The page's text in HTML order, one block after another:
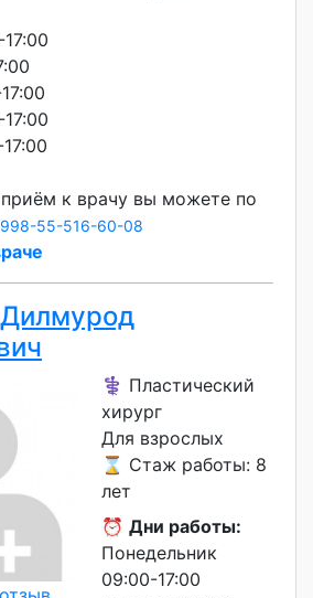
приём к врачу вы можете по
55-516-60-08
⚕️ Пластический
хирург
Для взрослых
⌛ Стаж работы: 8
лет
⏰ Дни работы:
Понедельник
09:00-17:00